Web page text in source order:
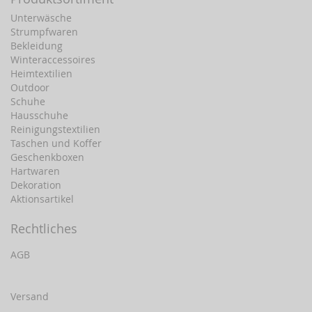
Unterwäsche
Strumpfwaren
Bekleidung
Winteraccessoires
Heimtextilien
Outdoor
Schuhe
Hausschuhe
Reinigungstextilien
Taschen und Koffer
Geschenkboxen
Hartwaren
Dekoration
Aktionsartikel
Rechtliches
AGB
Versand